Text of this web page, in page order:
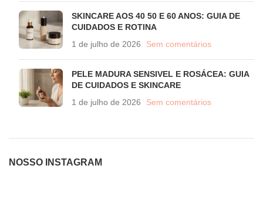
SKINCARE AOS 40 50 E 60 ANOS: GUIA DE
CUIDADOS E ROTINA
1 de julho de 2026
Sem comentários
PELE MADURA SENSIVEL E ROSÁCEA: GUIA
DE CUIDADOS E SKINCARE
1 de julho de 2026
Sem comentários
NOSSO INSTAGRAM